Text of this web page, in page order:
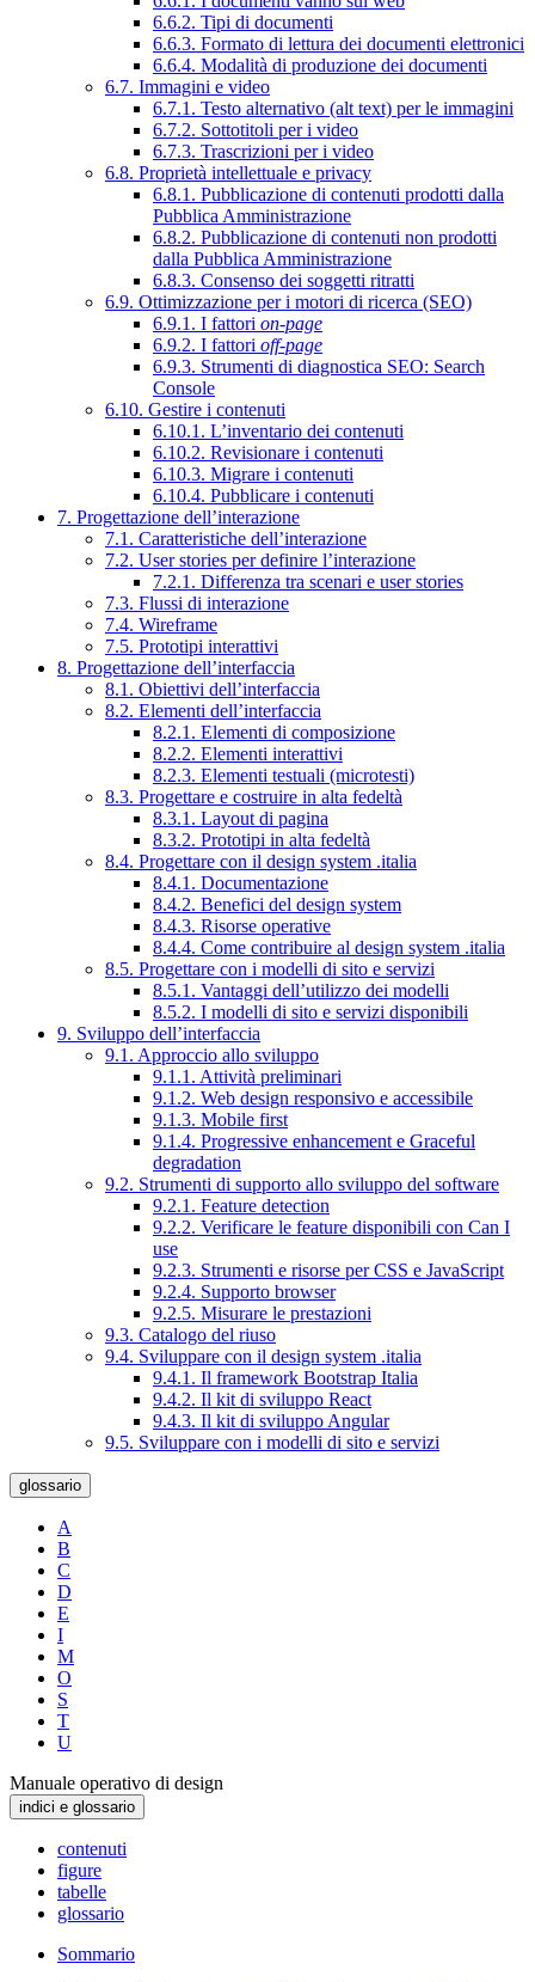
6.6.2. Tipi di documenti
6.6.3. Formato di lettura dei documenti elettronici
6.6.4. Modalità di produzione dei documenti
6.7. Immagini e video
6.7.1. Testo alternativo (alt text) per le immagini
6.7.2. Sottotitoli per i video
6.7.3. Trascrizioni per i video
6.8. Proprietà intellettuale e privacy
6.8.1. Pubblicazione di contenuti prodotti dalla
Pubblica Amministrazione
6.8.2. Pubblicazione di contenuti non prodotti
dalla Pubblica Amministrazione
6.8.3. Consenso dei soggetti ritratti
6.9. Ottimizzazione per i motori di ricerca (SEO)
6.9.1. I fattori on-page
6.9.2. I fattori off-page
6.9.3. Strumenti di diagnostica SEO: Search
Console
6.10. Gestire i contenuti
6.10.1. L’inventario dei contenuti
6.10.2. Revisionare i contenuti
6.10.3. Migrare i contenuti
6.10.4. Pubblicare i contenuti
7. Progettazione dell’interazione
7.1. Caratteristiche dell’interazione
7.2. User stories per definire l’interazione
7.2.1. Differenza tra scenari e user stories
7.3. Flussi di interazione
7.4. Wireframe
7.5. Prototipi interattivi
8. Progettazione dell’interfaccia
8.1. Obiettivi dell’interfaccia
8.2. Elementi dell’interfaccia
8.2.1. Elementi di composizione
8.2.2. Elementi interattivi
8.2.3. Elementi testuali (microtesti)
8.3. Progettare e costruire in alta fedeltà
8.3.1. Layout di pagina
8.3.2. Prototipi in alta fedeltà
8.4. Progettare con il design system .italia
8.4.1. Documentazione
8.4.2. Benefici del design system
8.4.3. Risorse operative
8.4.4. Come contribuire al design system .italia
8.5. Progettare con i modelli di sito e servizi
8.5.1. Vantaggi dell’utilizzo dei modelli
8.5.2. I modelli di sito e servizi disponibili
9. Sviluppo dell’interfaccia
9.1. Approccio allo sviluppo
9.1.1. Attività preliminari
9.1.2. Web design responsivo e accessibile
9.1.3. Mobile first
9.1.4. Progressive enhancement e Graceful
degradation
9.2. Strumenti di supporto allo sviluppo del software
9.2.1. Feature detection
9.2.2. Verificare le feature disponibili con Can I
use
9.2.3. Strumenti e risorse per CSS e JavaScript
9.2.4. Supporto browser
9.2.5. Misurare le prestazioni
9.3. Catalogo del riuso
9.4. Sviluppare con il design system .italia
9.4.1. Il framework Bootstrap Italia
9.4.2. Il kit di sviluppo React
9.4.3. Il kit di sviluppo Angular
9.5. Sviluppare con i modelli di sito e servizi
glossario
A
B
C
D
E
I
M
O
S
T
U
Manuale operativo di design
indici e glossario
contenuti
figure
tabelle
glossario
Sommario